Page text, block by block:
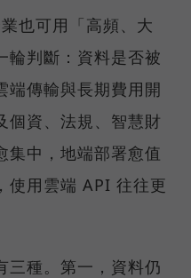
也可用「高頻、大
輪判斷：資料是否被
端傳輸與長期費用開
個資、法規、智慧財
集中，地端部署愈值
使用雲端 API 往往更
三種。第一，資料仍